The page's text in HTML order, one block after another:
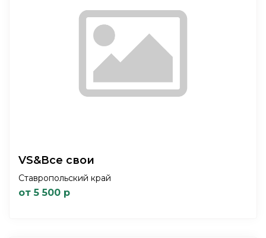
VS&Все свои
Ставропольский край
от 5 500 р